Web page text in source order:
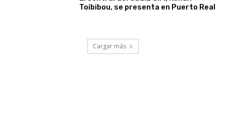
Toibibou, se presenta en Puerto Real
Cargar más